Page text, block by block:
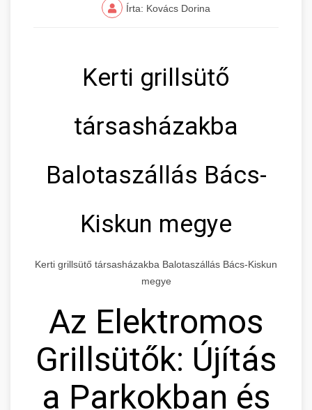
Írta: Kovács Dorina
Kerti grillsütő
társasházakba
Balotaszállás Bács-
Kiskun megye
Kerti grillsütő társasházakba Balotaszállás Bács-Kiskun
megye
Az Elektromos
Grillsütők: Újítás
a Parkokban és